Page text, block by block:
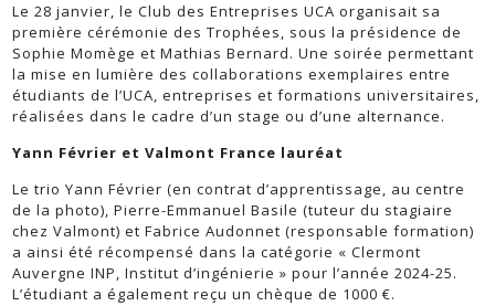
Le 28 janvier, le Club des Entreprises UCA organisait sa
première cérémonie des Trophées, sous la présidence de
Sophie Momège et Mathias Bernard. Une soirée permettant
la mise en lumière des collaborations exemplaires entre
étudiants de l’UCA, entreprises et formations universitaires,
réalisées dans le cadre d’un stage ou d’une alternance.
Yann Février et Valmont France lauréat
Le trio Yann Février (en contrat d’apprentissage, au centre
de la photo), Pierre-Emmanuel Basile (tuteur du stagiaire
chez Valmont) et Fabrice Audonnet (responsable formation)
a ainsi été récompensé dans la catégorie « Clermont
Auvergne INP, Institut d’ingénierie » pour l’année 2024-25.
L’étudiant a également reçu un chèque de 1000 €.